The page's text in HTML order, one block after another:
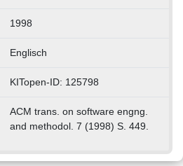
1998
Englisch
KITopen-ID: 125798
ACM trans. on software engng.
and methodol. 7 (1998) S. 449.